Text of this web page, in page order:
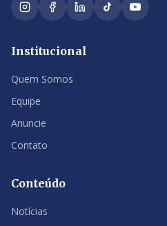
Institucional
Quem Somos
Equipe
Anuncie
Contato
Conteúdo
Notícias